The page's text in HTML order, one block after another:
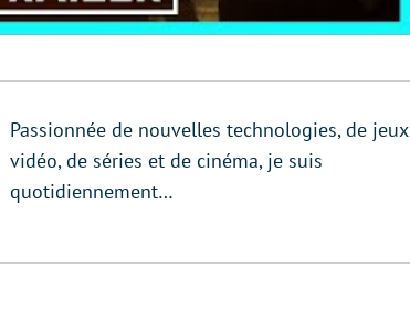
Passionnée de nouvelles technologies, de jeux
vidéo, de séries et de cinéma, je suis
quotidiennement…